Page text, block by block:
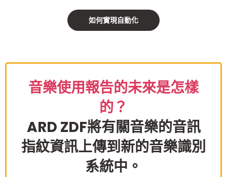
如何實現自動化
音樂使用報告的未來是怎樣
的？
ARD ZDF將有關音樂的音訊
指紋資訊上傳到新的音樂識別
系統中。